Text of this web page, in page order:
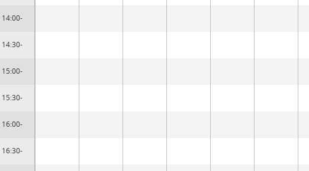
14:00-
14:30-
15:00-
15:30-
16:00-
16:30-